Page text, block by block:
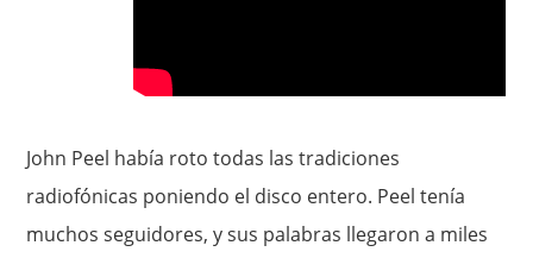
John Peel había roto todas las tradiciones
radiofónicas poniendo el disco entero. Peel tenía
muchos seguidores, y sus palabras llegaron a miles